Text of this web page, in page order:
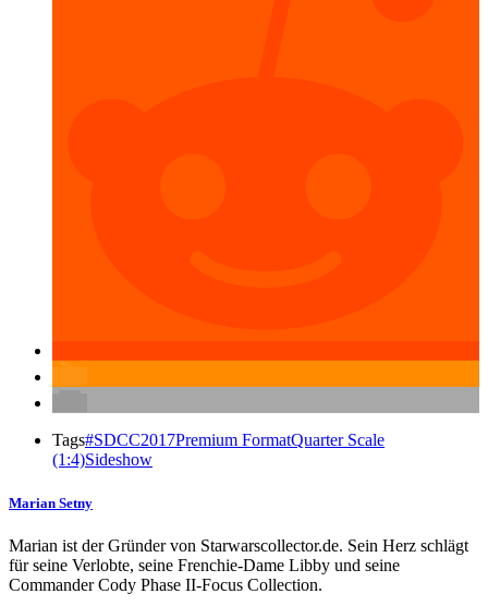
Tags#SDCC2017Premium FormatQuarter Scale
(1:4)Sideshow
Marian Setny
Marian ist der Gründer von Starwarscollector.de. Sein Herz schlägt
für seine Verlobte, seine Frenchie-Dame Libby und seine
Commander Cody Phase II-Focus Collection.